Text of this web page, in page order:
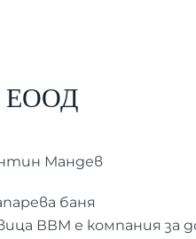
ЕООД
Мандев
баня
ВВМ е компания за